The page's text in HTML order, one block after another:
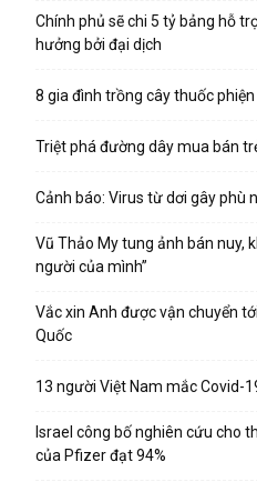
Chính phủ sẽ chi 5 tỷ bảng hỗ
hưởng bởi đại dịch
8 gia đình trồng cây thuốc
Triệt phá đường dây mua bán
Cảnh báo: Virus từ dơi gây phù
Vũ Thảo My tung ảnh bán nuy,
người của mình”
Vắc xin Anh được vận chuyển
Quốc
13 người Việt Nam mắc Covid-
Israel công bố nghiên cứu cho
của Pfizer đạt 94%